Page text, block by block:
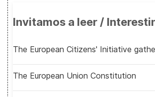
Invitamos a leer /
The European Citizens' Initiative
The European Union Constitution